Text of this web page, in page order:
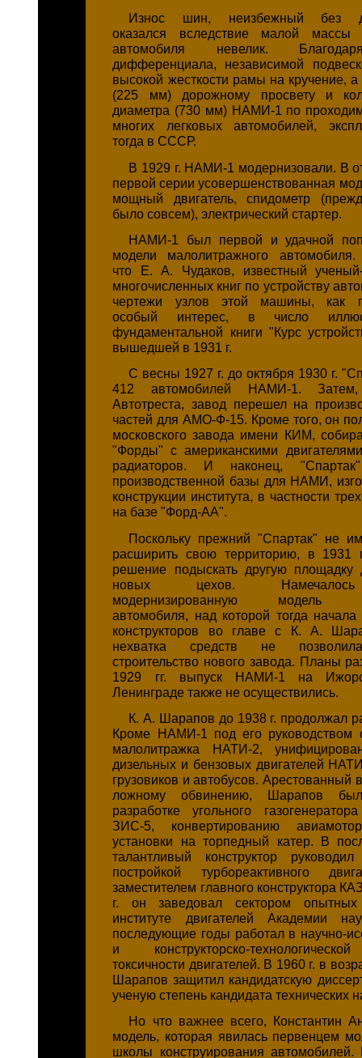
Износ шин, неизбежный без
оказался вследствие малой
автомобиля невелик.
дифференциала, независимой
высокой жесткости рамы на кручение,
(225 мм) дорожному просвету и
диаметра (730 мм) НАМИ-1 по
многих легковых автомобилей,
тогда в СССР.
В 1929 г. НАМИ-1 модернизовали. В
первой серии усовершенствованная
мощный двигатель, спидометр
было совсем), электрический стартер.
НАМИ-1 был первой и удачной
модели малолитражного автомобиля.
что Е. А. Чудаков, известный ученый-
многочисленных книг по устройству
чертежи узлов этой машины, как
особый интерес, в число
фундаментальной книги "Курс
вышедшей в 1931 г.
С весны 1927 г. до октября 1930 г.
412 автомобилей НАМИ-1.
Автотреста, завод перешел на
частей для АМО-Ф-15. Кроме того, он
московского завода имени КИМ,
"Форды" с американскими
радиаторов. И наконец,
производственной базы для НАМИ,
конструкции института, в частности
на базе "Форд-АА".
Поскольку прежний "Спартак" не
расширить свою территорию, в 1931
решение подыскать другую площадку
новых цехов. Намечалось
модернизированную модель
автомобиля, над которой тогда начала
конструкторов во главе с К. А.
нехватка средств не
строительство нового завода. Планы
1929 гг. выпуск НАМИ-1 на
Ленинграде также не осуществились.
К. А. Шарапов до 1938 г. продолжал
Кроме НАМИ-1 под его руководством
малолитражка НАТИ-2,
дизельных и бензовых двигателей
грузовиков и автобусов. Арестованный
ложному обвинению, Шарапов
разработке угольного
ЗИС-5, конвертированию
установки на торпедный катер. В
талантливый конструктор
постройкой турбореактивного
заместителем главного конструктора
г. он заведовал сектором опытных
институте двигателей Академии
последующие годы работал в научно-
и конструкторско-
токсичности двигателей. В 1960 г. в
Шарапов защитил кандидатскую
ученую степень кандидата технических
Но что важнее всего, Константин
модель, которая явилась первенцем
школы конструирования